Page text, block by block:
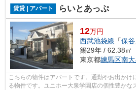
賃貸 | アパート らいとあっぷ
12万円
西武池袋線 「保谷
築29年 / 62.38㎡
東京都練馬区南
こちらの物件はアパートです。通勤やお出かけ
る物件です。ユニホー大泉学園店の個性豊かな